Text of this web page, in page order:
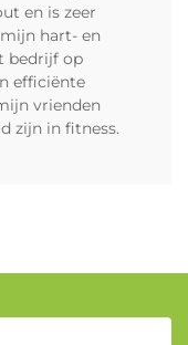
en is zeer
hart- en
bedrijf op
efficiënte
vrienden
zijn in fitness.